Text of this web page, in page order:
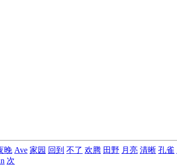
晚 Ave 家园 回到 不了 欢腾 田野 月亮 清晰 孔雀
次